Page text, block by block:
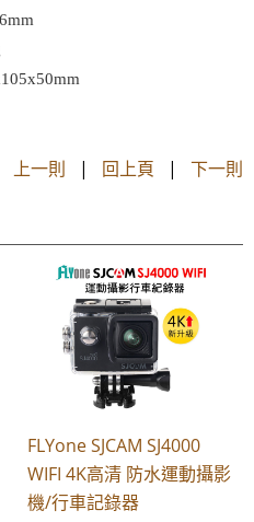
上一則 | 回上頁 | 下一則
FLYone SJCAM SJ4000
WIFI 4K高清 防水運動攝影
機/行車記錄器